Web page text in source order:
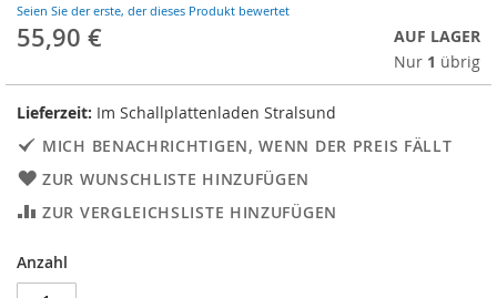
of
the
images
Seien Sie der erste, der dieses Produkt bewertet
55,90 €
AUF LAGER
Nur 1 übrig
Lieferzeit: Im Schallplattenladen Stralsund
MICH BENACHRICHTIGEN, WENN DER PREIS FÄLLT
ZUR WUNSCHLISTE HINZUFÜGEN
ZUR VERGLEICHSLISTE HINZUFÜGEN
Anzahl